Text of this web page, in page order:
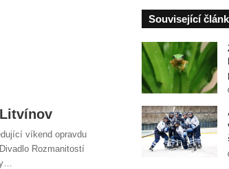
víkend opravdu
Rozmanitostí
Související